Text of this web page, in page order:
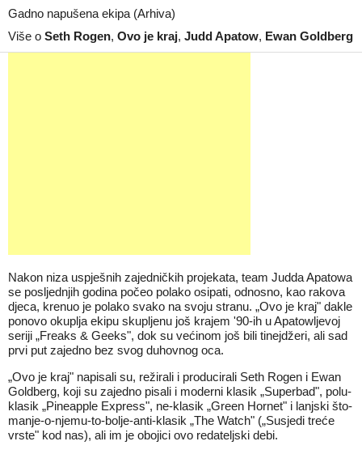
Gadno napušena ekipa (Arhiva)
Više o Seth Rogen, Ovo je kraj, Judd Apatow, Ewan Goldberg
Nakon niza uspješnih zajedničkih projekata, team Judda Apatowa
se posljednjih godina počeo polako osipati, odnosno, kao rakova
djeca, krenuo je polako svako na svoju stranu. „Ovo je kraj" dakle
ponovo okuplja ekipu skupljenu još krajem '90-ih u Apatowljevoj
seriji „Freaks & Geeks", dok su većinom još bili tinejdžeri, ali sad
prvi put zajedno bez svog duhovnog oca.
„Ovo je kraj" napisali su, režirali i producirali Seth Rogen i Ewan
Goldberg, koji su zajedno pisali i moderni klasik „Superbad", polu-
klasik „Pineapple Express", ne-klasik „Green Hornet" i lanjski što-
manje-o-njemu-to-bolje-anti-klasik „The Watch" („Susjedi treće
vrste" kod nas), ali im je obojici ovo redateljski debi.